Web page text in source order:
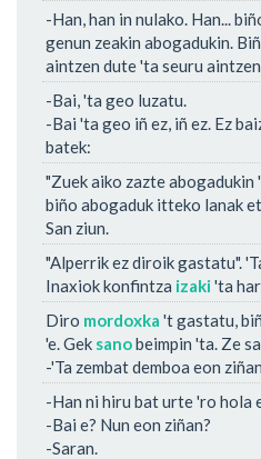
-Han, han in nulako. Han...
genun zeakin abogadukin.
aintzen dute 'ta seuru
-Bai, 'ta geo luzatu.
-Bai 'ta geo iñ ez, iñ ez. Ez
batek:
"Zuek aiko zazte abogadukin
biño abogaduk itteko lanak
San ziun.
"Alperrik ez diroik gastatu".
Inaxiok konfintza izaki'ta
Diro mordoxka 't gastatu,
'e. Gek sanobeimpin 'ta. Ze
-'Ta zembat demboa eon
-Han ni hiru bat urte 'ro hola
-Bai e? Nun eon ziñan?
-Saran.